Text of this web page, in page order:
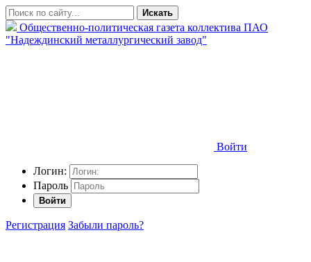
Искать
Общественно-политическая газета коллектива ПАО
"Надеждинский металлургический завод"
Войти
Логин:
Пароль
Войти
Регистрация Забыли пароль?